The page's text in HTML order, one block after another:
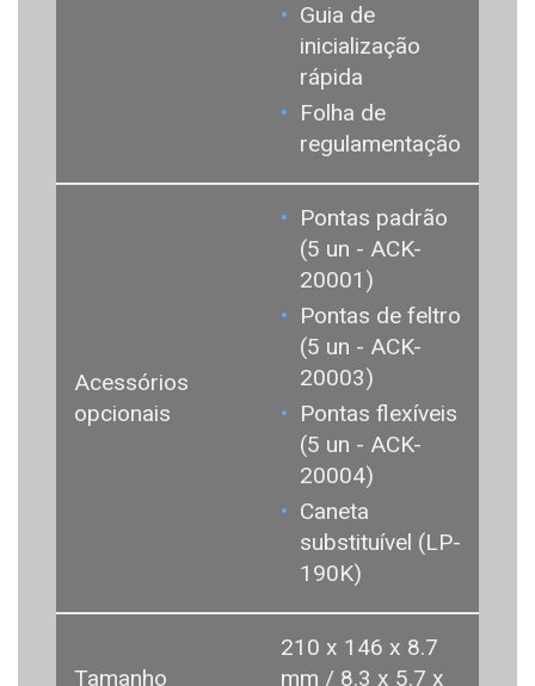
Guia de
inicialização
rápida
Folha de
regulamentação
Acessórios
opcionais
Pontas padrão
(5 un - ACK-
20001)
Pontas de feltro
(5 un - ACK-
20003)
Pontas flexíveis
(5 un - ACK-
20004)
Caneta
substituível (LP-
190K)
Tamanho
210 x 146 x 8.7
mm / 8.3 x 5.7 x